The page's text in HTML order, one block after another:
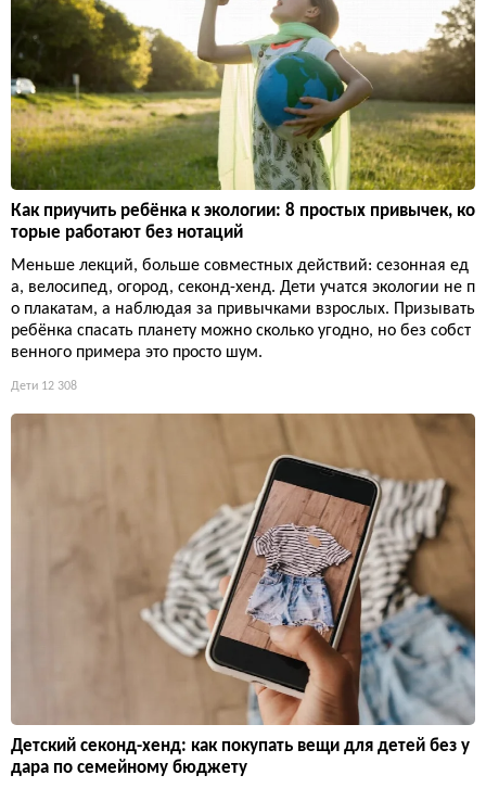
Как приучить ребёнка к экологии: 8 простых привычек, ко
торые работают без нотаций
Меньше лекций, больше совместных действий: сезонная ед
а, велосипед, огород, секонд-хенд. Дети учатся экологии не п
о плакатам, а наблюдая за привычками взрослых. Призывать
ребёнка спасать планету можно сколько угодно, но без собст
венного примера это просто шум.
Дети 12 308
Детский секонд-хенд: как покупать вещи для детей без у
дара по семейному бюджету